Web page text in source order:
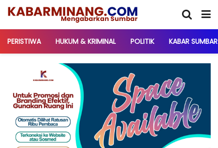
PERISTIWA HUKUM & KRIMINAL POLITIK KABAR SUMBAR